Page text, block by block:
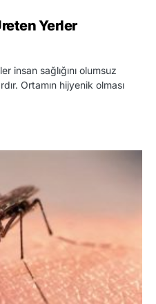
Yerler
insan sağlığını olumsuz
Ortamın hijyenik olması